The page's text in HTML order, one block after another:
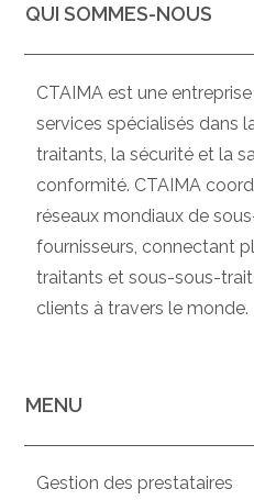
QUI SOMMES-NOUS
CTAIMA est une
services spécialisés dans
traitants, la sécurité et la
conformité. CTAIMA
réseaux mondiaux de
fournisseurs, connectant
traitants et sous-sous-
clients à travers le monde.
MENU
Gestion des prestataires